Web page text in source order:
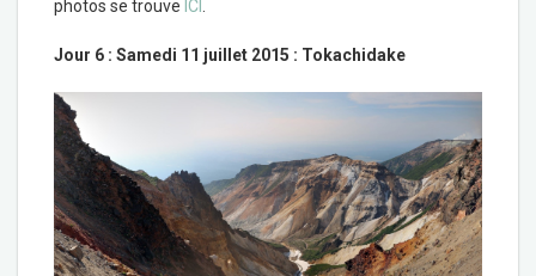
photos se trouve ICI
Jour 6 : Samedi 11 juillet 2015 : Tokachidake